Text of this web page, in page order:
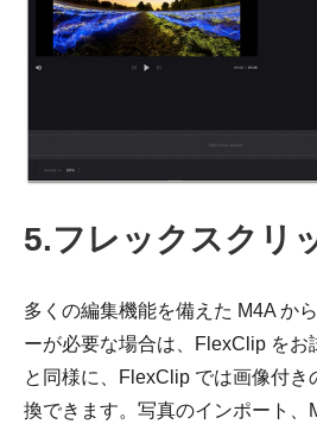
5.フレックスクリ
多くの編集機能を備えた M4A か
ーが必要な場合は、FlexClip を
と同様に、FlexClip では画像付き
換できます。写真のインポート、